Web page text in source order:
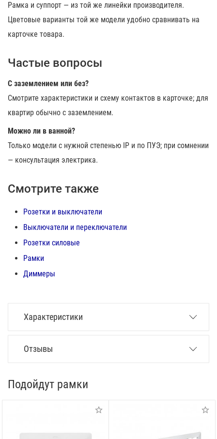
Рамка и суппорт — из той же линейки производителя.
Цветовые варианты той же модели удобно сравнивать на
карточке товара.
Частые вопросы
С заземлением или без?
Смотрите характеристики и схему контактов в карточке; для
квартир обычно с заземлением.
Можно ли в ванной?
Только модели с нужной степенью IP и по ПУЭ; при сомнении
— консультация электрика.
Смотрите также
Розетки и выключатели
Выключатели и переключатели
Розетки силовые
Рамки
Диммеры
Характеристики
Отзывы
Подойдут рамки